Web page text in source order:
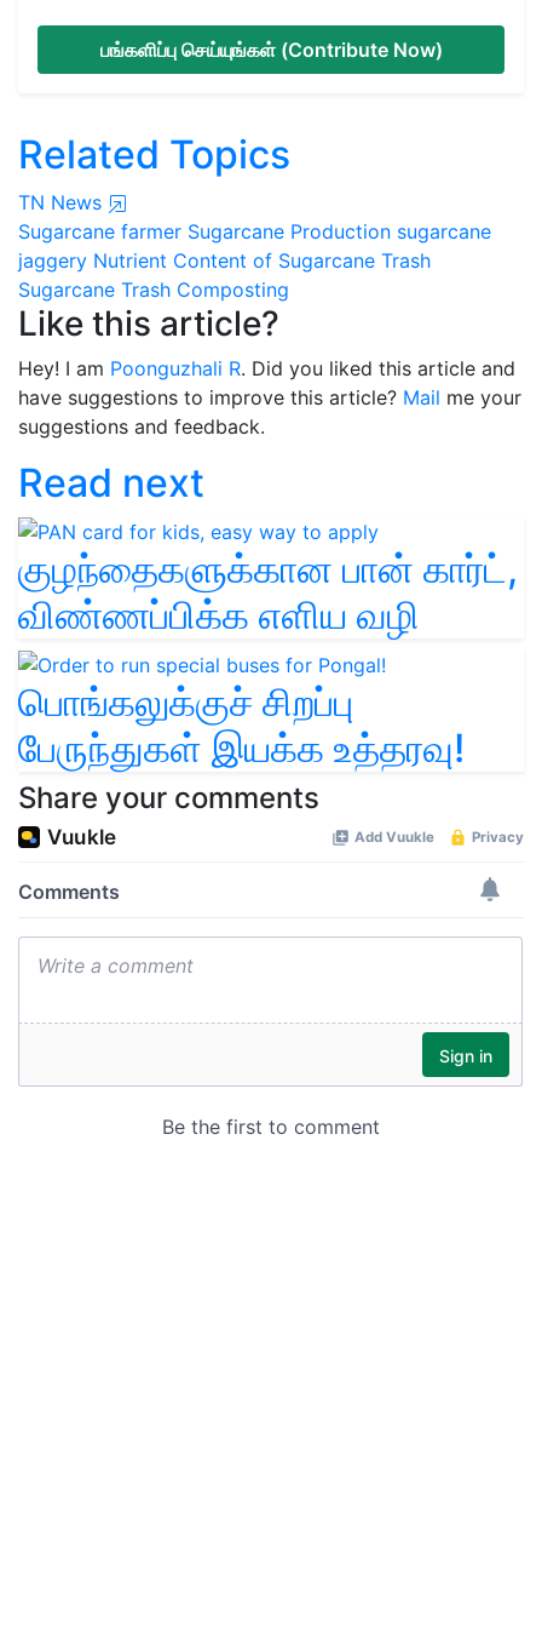
பங்களிப்பு செய்யுங்கள் (Contribute Now)
Related Topics
TN News
Sugarcane farmer Sugarcane Production sugarcane
jaggery Nutrient Content of Sugarcane Trash
Sugarcane Trash Composting
Like this article?
Hey! I am Poonguzhali R. Did you liked this article and
have suggestions to improve this article? Mail me your
suggestions and feedback.
Read next
குழந்தைகளுக்கான பான் கார்ட்,
விண்ணப்பிக்க எளிய வழி
பொங்கலுக்குச் சிறப்பு
பேருந்துகள் இயக்க உத்தரவு!
Share your comments